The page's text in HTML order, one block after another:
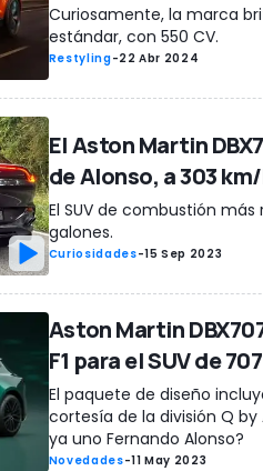
Curiosamente, la marca
estándar, con 550 CV.
Restyling-22 Abr 2024
El Aston Martin
de Alonso, a 303
El SUV de combustión
galones.
Curiosidades-15 Sep 2023
Aston Martin
F1 para el SUV de
El paquete de diseño
cortesía de la división Q
ya uno Fernando Alonso?
Novedades-11 May 2023